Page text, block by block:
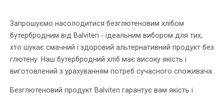
Запрошуємо насолодитися безглютеновим хлібом
бутербродним від Balviten - ідеальним вибором для тих,
хто шукає смачний і здоровий альтернативний продукт без
глютену. Наш бутербродний хліб має високу якість і
виготовлений з урахуванням потреб сучасного споживача.
Безглютеновий продукт Balviten гарантує вам якість і